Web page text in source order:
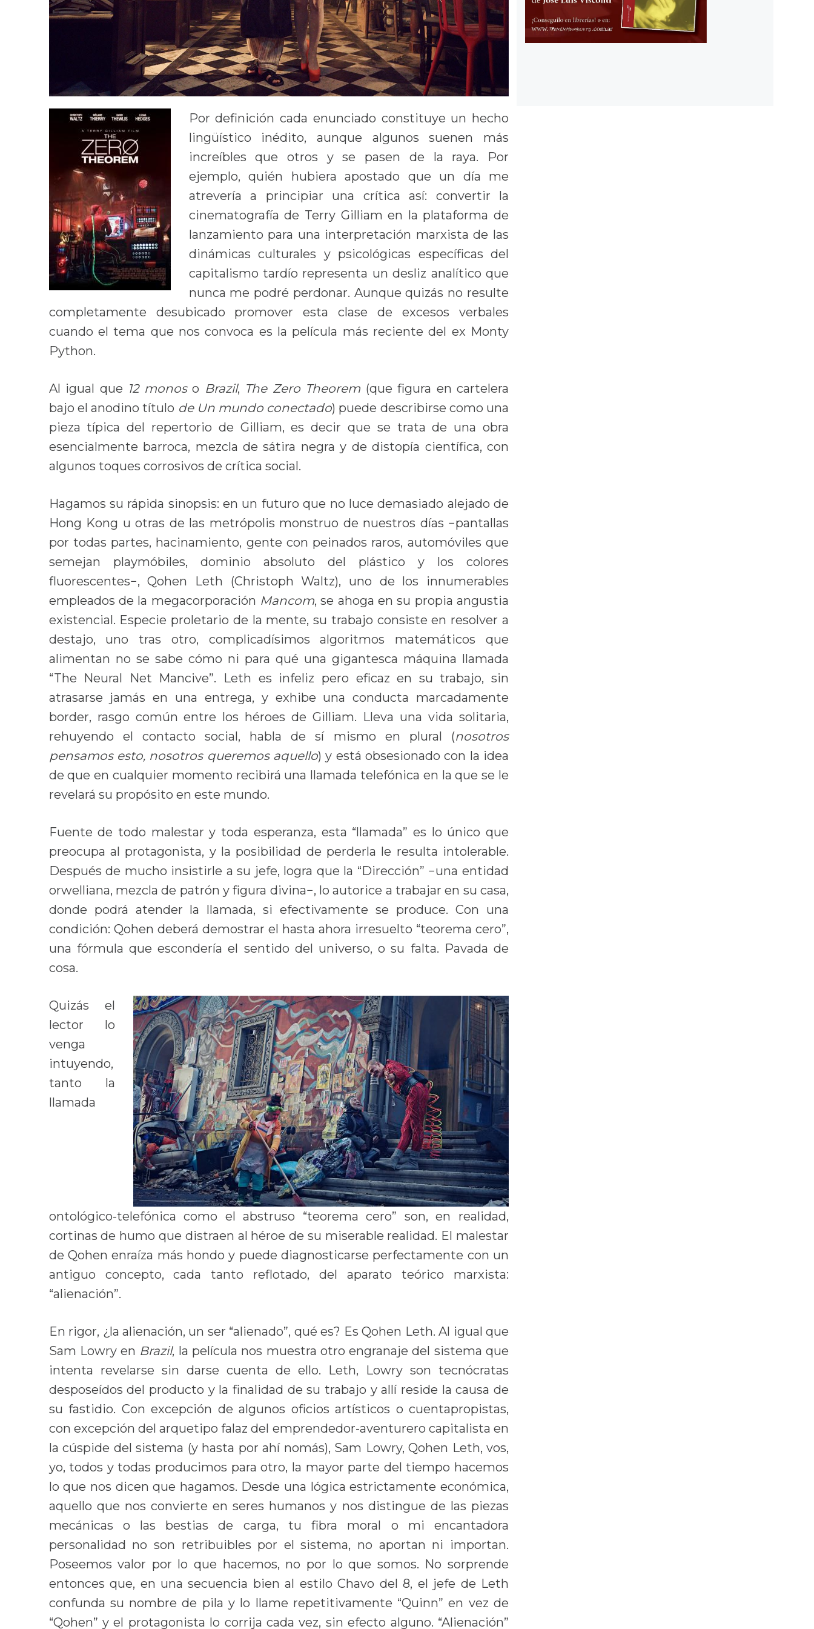
Por definición cada enunciado constituye un hecho
lingüístico inédito, aunque algunos suenen más
increíbles que otros y se pasen de la raya. Por
ejemplo, quién hubiera apostado que un día me
atrevería a principiar una crítica así: convertir la
cinematografía de Terry Gilliam en la plataforma de
lanzamiento para una interpretación marxista de las
dinámicas culturales y psicológicas específicas del
capitalismo tardío representa un desliz analítico que
nunca me podré perdonar. Aunque quizás no resulte
completamente desubicado promover esta clase de excesos verbales
cuando el tema que nos convoca es la película más reciente del ex Monty
Python.
Al igual que 12 monoso Brazil, The Zero Theorem (que figura en cartelera
bajo el anodino título de Un mundo conectado) puede describirse como una
pieza típica del repertorio de Gilliam, es decir que se trata de una obra
esencialmente barroca, mezcla de sátira negra y de distopía científica, con
algunos toques corrosivos de crítica social.
Hagamos su rápida sinopsis: en un futuro que no luce demasiado alejado de
Hong Kong u otras de las metrópolis monstruo de nuestros días −pantallas
por todas partes, hacinamiento, gente con peinados raros, automóviles que
semejan playmóbiles, dominio absoluto del plástico y los colores
fluorescentes−, Qohen Leth (Christoph Waltz), uno de los innumerables
empleados de la megacorporación Mancom, se ahoga en su propia angustia
existencial. Especie proletario de la mente, su trabajo consiste en resolver a
destajo, uno tras otro, complicadísimos algoritmos matemáticos que
alimentan no se sabe cómo ni para qué una gigantesca máquina llamada
“The Neural Net Mancive”. Leth es infeliz pero eficaz en su trabajo, sin
atrasarse jamás en una entrega, y exhibe una conducta marcadamente
border, rasgo común entre los héroes de Gilliam. Lleva una vida solitaria,
rehuyendo el contacto social, habla de sí mismo en plural (nosotros
pensamos esto, nosotros queremos aquello) y está obsesionado con la idea
de que en cualquier momento recibirá una llamada telefónica en la que se le
revelará su propósito en este mundo.
Fuente de todo malestar y toda esperanza, esta “llamada” es lo único que
preocupa al protagonista, y la posibilidad de perderla le resulta intolerable.
Después de mucho insistirle a su jefe, logra que la “Dirección” −una entidad
orwelliana, mezcla de patrón y figura divina−, lo autorice a trabajar en su casa,
donde podrá atender la llamada, si efectivamente se produce. Con una
condición: Qohen deberá demostrar el hasta ahora irresuelto “teorema cero”,
una fórmula que escondería el sentido del universo, o su falta. Pavada de
cosa.
Quizás el
lector lo
venga
intuyendo,
tanto la
llamada
ontológico-telefónica como el abstruso “teorema cero” son, en realidad,
cortinas de humo que distraen al héroe de su miserable realidad. El malestar
de Qohen enraíza más hondo y puede diagnosticarse perfectamente con un
antiguo concepto, cada tanto reflotado, del aparato teórico marxista:
“alienación”.
En rigor, ¿la alienación, un ser “alienado”, qué es? Es Qohen Leth. Al igual que
Sam Lowry en Brazil, la película nos muestra otro engranaje del sistema que
intenta revelarse sin darse cuenta de ello. Leth, Lowry son tecnócratas
desposeídos del producto y la finalidad de su trabajo y allí reside la causa de
su fastidio. Con excepción de algunos oficios artísticos o cuentapropistas,
con excepción del arquetipo falaz del emprendedor-aventurero capitalista en
la cúspide del sistema (y hasta por ahí nomás), Sam Lowry, Qohen Leth, vos,
yo, todos y todas producimos para otro, la mayor parte del tiempo hacemos
lo que nos dicen que hagamos. Desde una lógica estrictamente económica,
aquello que nos convierte en seres humanos y nos distingue de las piezas
mecánicas o las bestias de carga, tu fibra moral o mi encantadora
personalidad no son retribuibles por el sistema, no aportan ni importan.
Poseemos valor por lo que hacemos, no por lo que somos. No sorprende
entonces que, en una secuencia bien al estilo Chavo del 8, el jefe de Leth
confunda su nombre de pila y lo llame repetitivamente “Quinn” en vez de
“Qohen” y el protagonista lo corrija cada vez, sin efecto alguno. “Alienación”